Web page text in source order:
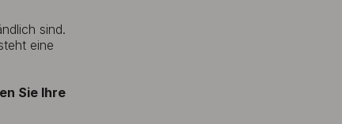
sind.
eine
Sie Ihre